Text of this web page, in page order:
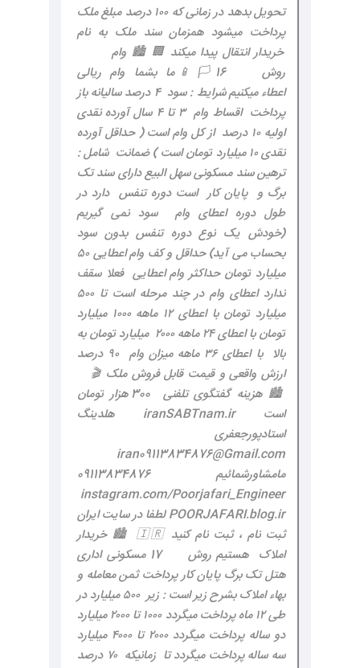
تحویل بدهد در زمانی که ۱۰۰ درصد مبلغ ملک
پرداخت میشود همزمان سند ملک به نام
خریدار انتقال پیدا میکند 🏢 🏙️ وام
روش 16 🏳 📱 ما بشما وام ریالی
اعطاء میکنیم شرایط : سود ۴ درصد سالیانه باز
پرداخت اقساط وام ۳ تا ۴ سال آورده نقدی
اولیه ۱۰ درصد از کل وام است ( حداقل آورده
نقدی ۱۰ میلیارد تومان است ) ضمانت شامل :
ترهین سند مسکونی سهل البیع دارای سند تک
برگ و پایان کار است دوره تنفس دارد در
طول دوره اعطای وام سود نمی گیریم
(خودش یک نوع دوره تنفس بدون سود
بحساب می آید) حداقل و کف وام اعطایی ۵۰
میلیارد تومان حداکثر وام اعطایی فعلا سقف
ندارد اعطای وام در چند مرحله است تا ۵۰۰
میلیارد تومان با اعطای ۱۲ ماهه ۱۰۰۰ میلیارد
تومان با اعطای ۲۴ ماهه ۲۰۰۰ میلیارد تومان به
بالا با اعطای ۳۶ ماهه میزان وام ۹۰ درصد
ارزش واقعی و قیمت قابل فروش ملک 🎬
🏙 هزینه گفتگوی تلفنی 300 هزار تومان
است iranSABTnam.ir هلدینگ
استادپورجعفری
iran09113834876@Gmail.com
مامشاورشمائیم 09113834876
instagram.com/Poorjafari_Engineer
POORJAFARI.blog.ir لطفا در سایت ایران
ثبت نام ، ثبت نام کنید 🇮🇷 🏙️ خریدار
املاک هستیم روش 17 مسکونی اداری
هتل تک برگ پایان کار پرداخت ثمن معامله و
بهاء املاک بشرح زیر است : زیر ۵۰۰ میلیارد در
طی ۱۲ ماه پرداخت میگردد ۱۰۰۰ تا ۲۰۰۰ میلیارد
دو ساله پرداخت میگردد ۲۰۰۰ تا ۴۰۰۰ میلیارد
سه ساله پرداخت میگردد تا زمانیکه ۷۰ درصد